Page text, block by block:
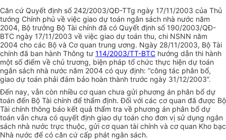
Căn cứ Quyết định số 242/2003/QĐ-TTg ngày 17/11/2003 của Thủ
tướng Chính phủ về việc giao dự toán ngân sách nhà nước năm
2004, Bộ trưởng Bộ Tài chính đã có Quyết định số 190/2003/QĐ-
BTC ngày 17/11/2003 về việc giao dự toán thu, chi NSNN năm
2004 cho các Bộ và Cơ quan trung ương. Ngày 28/11/2003, Bộ Tài
chính đã ban hành Thông tư 114/2003/TT-BTC hướng dẫn thi hành
một số điểm về chủ trương, biện pháp tổ chức thực hiện dự toán
ngân sách nhà nước năm 2004 có quy định: “công tác phân bổ,
giao dự toán phải đảm bảo hoàn thành trước ngày 31/12/2003”.
Đến nay, vẫn còn nhiều cơ quan chưa gửi phương án phân bổ dự
toán đến Bộ Tài chính để thẩm định. Đối với các cơ quan đã được Bộ
Tài chính thông báo kết quả thẩm tra về phương án phân bổ dự
toán vẫn chưa có quyết định giao dự toán cho đơn vị sử dụng ngân
sách nhà nước trực thuộc, gửi cơ quan tài chính và cơ quan Kho bạc
Nhà nước để có căn cứ cấp phát ngân sách.